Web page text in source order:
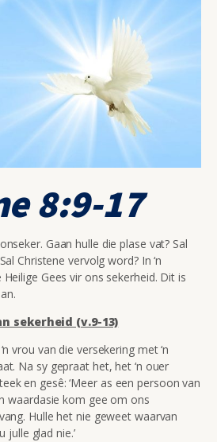
8:9-17
Gaan hulle die plase vat? Sal
Christene vervolg word? In ‘n
Gees vir ons sekerheid. Dit is
sekerheid (v.9-13)
vrou van die versekering met ‘n
Na sy gepraat het, het ‘n ouer
en gesê: ‘Meer as een persoon van
waardasie kom gee om ons
Hulle het nie geweet waarvan
julle glad nie.’